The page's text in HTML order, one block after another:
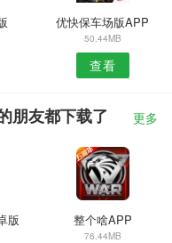
优快保车场版APP
50.44MB
查看
朋友都下载了 更多
版 整个啥APP
76.44MB